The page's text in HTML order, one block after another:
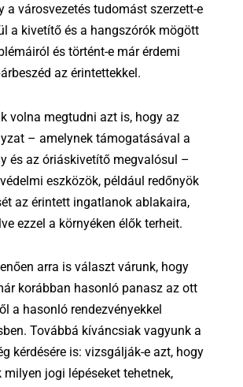
a városvezetés tudomást szerzett-e
a kivetítő és a hangszórók mögött
és történt-e már érdemi
az érintettekkel.
volna megtudni azt is, hogy az
– amelynek támogatásával a
és az óriáskivetítő megvalósul –
eszközök, például redőnyök
az érintett ingatlanok ablakaira,
ezzel a környéken élők terheit.
arra is választ várunk, hogy
korábban hasonló panasz az ott
a hasonló rendezvényekkel
Továbbá kíváncsiak vagyunk a
kérdésére is: vizsgálják-e azt, hogy
milyen jogi lépéseket tehetnek,